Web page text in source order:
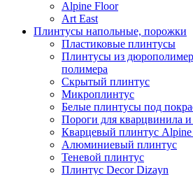
Alpine Floor
Art East
Плинтусы напольные, порожки
Пластиковые плинтусы
Плинтусы из
полимера
Скрытый плинтус
Микроплинтус
Белые плинтусы под
Пороги для кварцвинила и
Кварцевый плинтус
Алюминиевый плинтус
Теневой плинтус
Плинтус Decor Dizayn